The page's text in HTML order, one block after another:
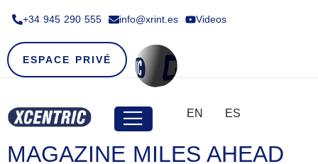
+34 945 290 555​ info@xrint.es Videos
ESPACE PRIVÉ
EN ES
MAGAZINE MILES AHEAD